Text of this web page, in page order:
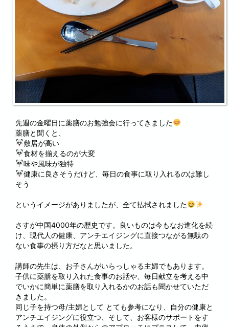
先週の金曜日に薬膳のお勉強会に行ってきました
薬膳と聞くと、
敷居が高い
食材を揃えるのが大変
味や風味が独特
健康に良さそうだけど、毎日の食事に取り入れるのは難し
そう
というイメージがありましたが、全て払拭されました
さすが中国4000年の歴史です。良いものは今もなお進化を続
け、現代人の健康、アンチエイジングに直接つながる無駄の
ない食事の摂り方だなと思いました。
講師の先生は、お子さんがいらっしゃる主婦でもあります。
子供に薬膳を取り入れた食事のお話や、毎日献立を考える中
でいかに簡単に薬膳を取り入れるかのお話も聞かせていただ
きました。
同じ子を持つ母/主婦として とても参考になり、自分の健康と
アンチエイジングに役立つ、そして、お客様のサポートをす